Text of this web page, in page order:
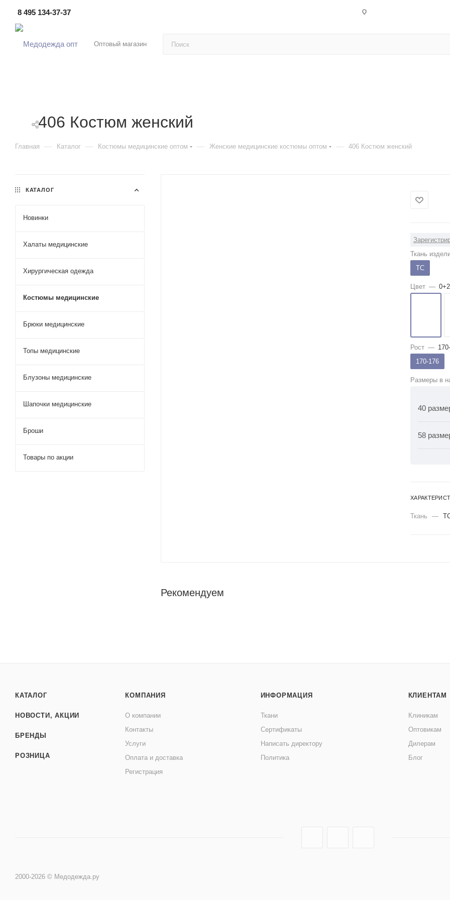
8 495 134-37-37
Оптовый магазин
406 Костюм женский
Главная — Каталог — Костюмы медицинские оптом — Женские медицинские костюмы оптом — 406 Костюм женский
Ткань
ТС
Цвет —
Рост —
170-176
Размеры в
40
58
Ткань —
Рекомендуем
КАТАЛОГ
Новинки
Халаты медицинские
Хирургическая одежда
Костюмы медицинские
Брюки медицинские
Топы медицинские
Блузоны медицинские
Шапочки медицинские
Броши
Товары по акции
КАТАЛОГ
НОВОСТИ, АКЦИИ
БРЕНДЫ
РОЗНИЦА
КОМПАНИЯ
О компании
Контакты
Услуги
Оплата и доставка
Регистрация
ИНФОРМАЦИЯ
Ткани
Сертификаты
Написать директору
Политика
КЛИЕНТАМ
Клиникам
Оптовикам
Дилерам
Блог
2000-2026 © Медодежда.ру